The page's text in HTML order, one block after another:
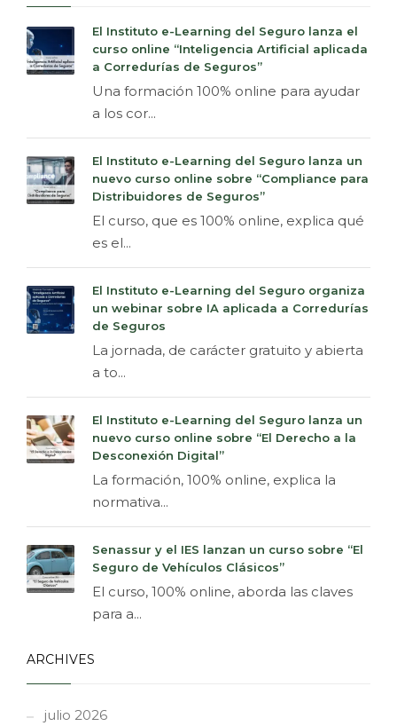
El Instituto e-Learning del Seguro lanza el
curso online “Inteligencia Artificial aplicada
a Corredurías de Seguros”
Una formación 100% online para ayudar
a los cor...
El Instituto e-Learning del Seguro lanza un
nuevo curso online sobre “Compliance para
Distribuidores de Seguros”
El curso, que es 100% online, explica qué
es el...
El Instituto e-Learning del Seguro organiza
un webinar sobre IA aplicada a Corredurías
de Seguros
La jornada, de carácter gratuito y abierta
a to...
El Instituto e-Learning del Seguro lanza un
nuevo curso online sobre “El Derecho a la
Desconexión Digital”
La formación, 100% online, explica la
normativa...
Senassur y el IES lanzan un curso sobre “El
Seguro de Vehículos Clásicos”
El curso, 100% online, aborda las claves
para a...
ARCHIVES
julio 2026